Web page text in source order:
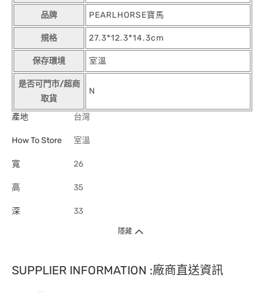
品牌 PEARLHORSE寶馬
規格 27.3*12.3*14.3cm
保存環境 室溫
是否可門市/超商
取貨
N
產地 台灣
How To Store 室溫
寬 26
高 35
深 33
隱藏
SUPPLIER INFORMATION :廠商直送資訊